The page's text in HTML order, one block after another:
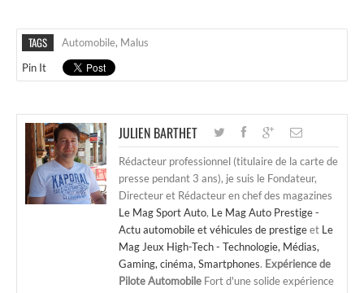
TAGS Automobile, Malus
Pin It
JULIEN BARTHET
Rédacteur professionnel (titulaire de la carte de
presse pendant 3 ans), je suis le Fondateur,
Directeur et Rédacteur en chef des magazines
Le Mag Sport Auto, Le Mag Auto Prestige -
Actu automobile et véhicules de prestigeet Le
Mag Jeux High-Tech - Technologie, Médias,
Gaming, cinéma, Smartphones. Expérience de
Pilote Automobile Fort d'une solide expérience